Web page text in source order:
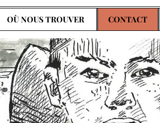
OÙ NOUS TROUVER CONTACT